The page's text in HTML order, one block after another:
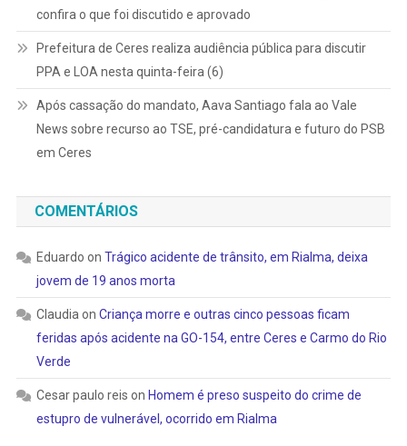
confira o que foi discutido e aprovado
Prefeitura de Ceres realiza audiência pública para discutir
PPA e LOA nesta quinta-feira (6)
Após cassação do mandato, Aava Santiago fala ao Vale
News sobre recurso ao TSE, pré-candidatura e futuro do PSB
em Ceres
COMENTÁRIOS
Eduardo on Trágico acidente de trânsito, em Rialma, deixa
jovem de 19 anos morta
Claudia on Criança morre e outras cinco pessoas ficam
feridas após acidente na GO-154, entre Ceres e Carmo do Rio
Verde
Cesar paulo reis on Homem é preso suspeito do crime de
estupro de vulnerável, ocorrido em Rialma